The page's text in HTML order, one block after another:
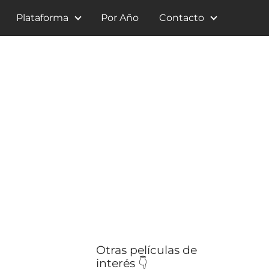
Plataforma Por Año Contacto
Otras películas de
interés 👇